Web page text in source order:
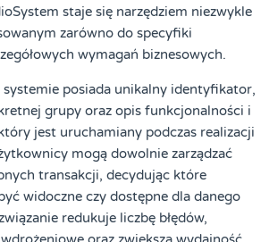
staje się narzędziem niezwykle
zarówno do specyfiki
wymagań biznesowych.
systemie posiada unikalny identyfikator,
grupy oraz opis funkcjonalności i
jest uruchamiany podczas realizacji
mogą dowolnie zarządzać
transakcji, decydując które
widoczne czy dostępne dla danego
redukuje liczbę błędów,